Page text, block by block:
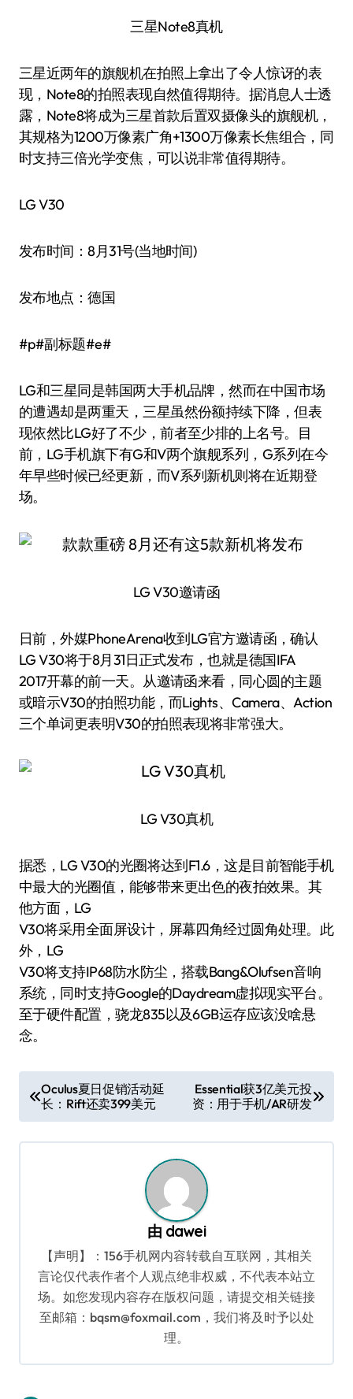
三星Note8真机
三星近两年的旗舰机在拍照上拿出了令人惊讶的表
现，Note8的拍照表现自然值得期待。据消息人士透
露，Note8将成为三星首款后置双摄像头的旗舰机，
其规格为1200万像素广角+1300万像素长焦组合，同
时支持三倍光学变焦，可以说非常值得期待。
LG V30
发布时间：8月31号(当地时间)
发布地点：德国
#p#副标题#e#
LG和三星同是韩国两大手机品牌，然而在中国市场
的遭遇却是两重天，三星虽然份额持续下降，但表
现依然比LG好了不少，前者至少排的上名号。目
前，LG手机旗下有G和V两个旗舰系列，G系列在今
年早些时候已经更新，而V系列新机则将在近期登
场。
LG V30邀请函
日前，外媒PhoneArena收到LG官方邀请函，确认
LG V30将于8月31日正式发布，也就是德国IFA
2017开幕的前一天。从邀请函来看，同心圆的主题
或暗示V30的拍照功能，而Lights、Camera、Action
三个单词更表明V30的拍照表现将非常强大。
LG V30真机
据悉，LG V30的光圈将达到F1.6，这是目前智能手机
中最大的光圈值，能够带来更出色的夜拍效果。其
他方面，LG
V30将采用全面屏设计，屏幕四角经过圆角处理。此
外，LG
V30将支持IP68防水防尘，搭载Bang&Olufsen音响
系统，同时支持Google的Daydream虚拟现实平台。
至于硬件配置，骁龙835以及6GB运存应该没啥悬
念。
章
导
Oculus夏日促销活动延
长：Rift还卖399美元
Essential获3亿美元投
资：用于手机/AR研发
由 dawei
【声明】：156手机网内容转载自互联网，其相关
言论仅代表作者个人观点绝非权威，不代表本站立
场。如您发现内容存在版权问题，请提交相关链接
至邮箱：bqsm@foxmail.com，我们将及时予以处
理。